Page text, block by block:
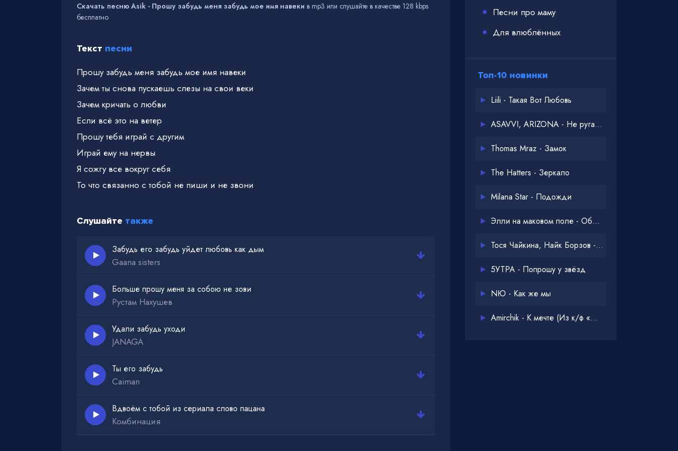
Скачать песню Asik - Прошу забудь меня забудь мое имя навеки в mp3 или слушайте в качестве 128 kbps
бесплатно
Текст песни
Прошу забудь меня забудь мое имя навеки
Зачем ты снова пускаешь слезы на свои веки
Зачем кричать о любви
Если всё это на ветер
Прошу тебя играй с другим
Играй ему на нервы
Я сожгу все вокруг себя
То что связанно с тобой не пиши и не звони
У тебя много ведь парней
Забудь меня как ты забыла свою прошлую ведь ночь
Слушайте также
Забудь его забудь уйдет любовь как дым
Gaana sisters
Больше прошу меня за собою не зови
Рустам Нахушев
Удали забудь уходи
JANAGA
Ты его забудь
Caiman
Вдвоём с тобой из сериала слово пацана
Комбинация
Песни про маму
Для влюблённых
Топ-10 новинки
Liili - Такая Вот Любовь
ASAVVI, ARIZONA - Не ругайся
Thomas Mraz - Замок
The Hatters - Зеркало
Milana Star - Подожди
Элли на маковом поле - Обнимай
Тося Чайкина, Найк Борзов - Опять
5УТРА - Попрошу у звёзд
NЮ - Как же мы
Amirchik - К мечте (Из к/ф «Одна дома 3»)